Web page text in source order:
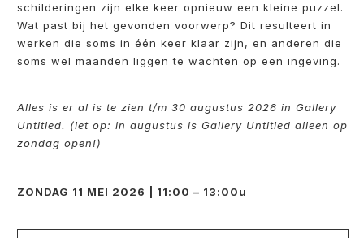
schilderingen zijn elke keer opnieuw een kleine puzzel.
Wat past bij het gevonden voorwerp? Dit resulteert in
werken die soms in één keer klaar zijn, en anderen die
soms wel maanden liggen te wachten op een ingeving.
Alles is er al is te zien t/m 30 augustus 2026 in Gallery
Untitled. (let op: in augustus is Gallery Untitled alleen op
zondag open!)
ZONDAG 11 MEI 2026 | 11:00 – 13:00u